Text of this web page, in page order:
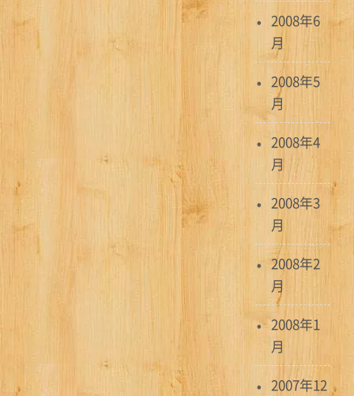
2008年6
月
2008年5
月
2008年4
月
2008年3
月
2008年2
月
2008年1
月
2007年12